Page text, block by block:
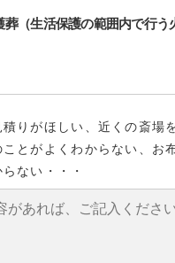
葬（生活保護の範囲内で行う
りがほしい、近くの斎場
とがよくわからない、お
ない・・・